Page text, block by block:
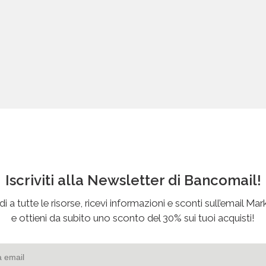
Iscriviti alla Newsletter di Bancomail!
a tutte le risorse, ricevi informazioni e sconti sull’email
e ottieni da subito uno sconto del 30% sui tuoi acquisti!